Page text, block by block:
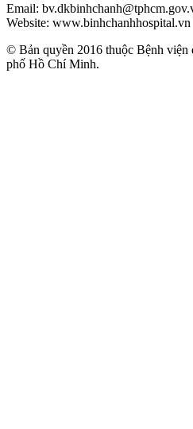
Email:
Website: www.binhchanhhospital.vn
© Bản quyền 2016 thuộc Bệnh viện
phố Hồ Chí Minh.